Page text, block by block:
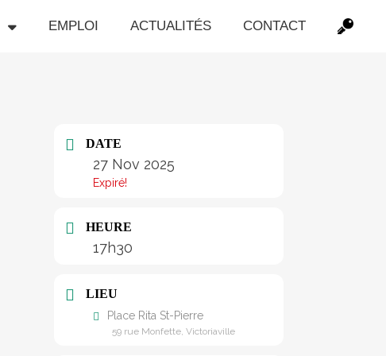
EMPLOI ACTUALITÉS CONTACT
DATE
27 Nov 2025
Expiré!
HEURE
17h30
LIEU
Place Rita St-Pierre
59 rue Monfette, Victoriaville